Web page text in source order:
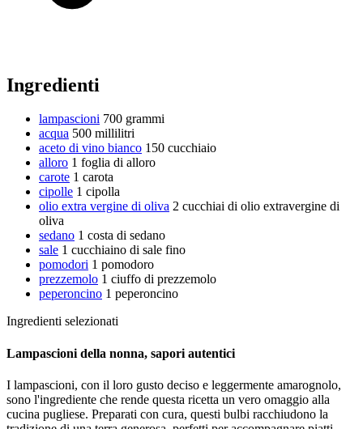
Ingredienti
lampascioni 700 grammi
acqua 500 millilitri
aceto di vino bianco 150 cucchiaio
alloro 1 foglia di alloro
carote 1 carota
cipolle 1 cipolla
olio extra vergine di oliva 2 cucchiai di olio extravergine di
oliva
sedano 1 costa di sedano
sale 1 cucchiaino di sale fino
pomodori 1 pomodoro
prezzemolo 1 ciuffo di prezzemolo
peperoncino 1 peperoncino
Ingredienti selezionati
Lampascioni della nonna, sapori autentici
I lampascioni, con il loro gusto deciso e leggermente amarognolo,
sono l'ingrediente che rende questa ricetta un vero omaggio alla
cucina pugliese. Preparati con cura, questi bulbi racchiudono la